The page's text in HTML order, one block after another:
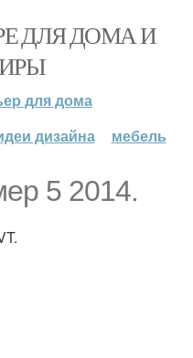
ДЛЯ ДОМА И
для дома
дизайна мебель
5 2014.